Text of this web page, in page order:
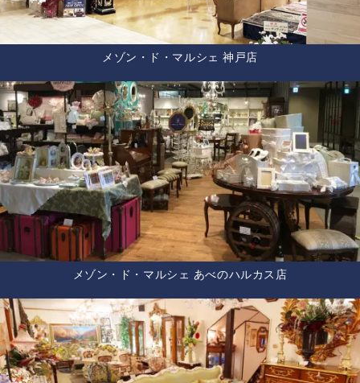
メゾン・ド・マルシェ 神戸店
メゾン・ド・マルシェ あべのハルカス店